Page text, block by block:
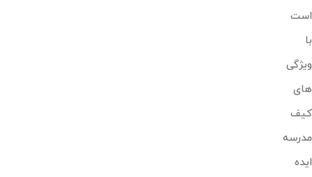
است
با
ویژگی
های
کیف
مدرسه
ایده